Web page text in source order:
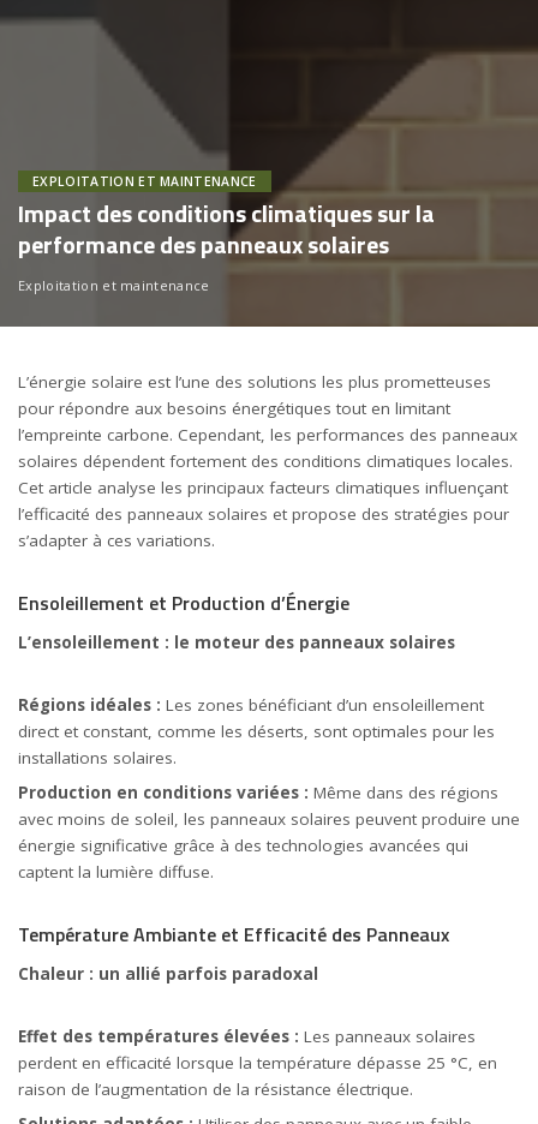
EXPLOITATION ET MAINTENANCE
Impact des conditions climatiques sur la
performance des panneaux solaires
Exploitation et maintenance
L’énergie solaire est l’une des solutions les plus prometteuses
pour répondre aux besoins énergétiques tout en limitant
l’empreinte carbone. Cependant, les performances des panneaux
solaires dépendent fortement des conditions climatiques locales.
Cet article analyse les principaux facteurs climatiques influençant
l’efficacité des panneaux solaires et propose des stratégies pour
s’adapter à ces variations.
Ensoleillement et Production d’Énergie
L’ensoleillement : le moteur des panneaux solaires
Régions idéales : Les zones bénéficiant d’un ensoleillement
direct et constant, comme les déserts, sont optimales pour les
installations solaires.
Production en conditions variées : Même dans des régions
avec moins de soleil, les panneaux solaires peuvent produire une
énergie significative grâce à des technologies avancées qui
captent la lumière diffuse.
Température Ambiante et Efficacité des Panneaux
Chaleur : un allié parfois paradoxal
Effet des températures élevées : Les panneaux solaires
perdent en efficacité lorsque la température dépasse 25 °C, en
raison de l’augmentation de la résistance électrique.